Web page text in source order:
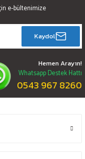
e-bültenimize
Kaydol
Hemen Arayın!
Whatsapp Destek Hattı
0543 967 8260